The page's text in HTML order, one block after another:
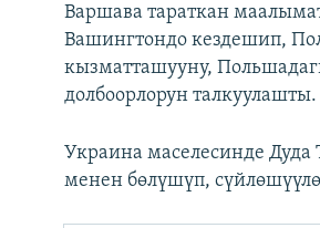
Варшава тараткан
Вашингтондо кездешип,
кызматташууну,
долбоорлорун талкуулашты.
Украина маселесинде Дуда
менен бөлүшүп,